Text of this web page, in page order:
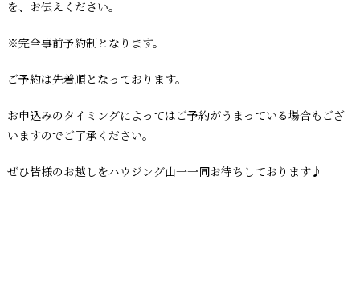
を、お伝えください。
※完全事前予約制となります。
ご予約は先着順となっております。
お申込みのタイミングによってはご予約がうまっている場合もござ
いますのでご了承ください。
ぜひ皆様のお越しをハウジング山一一同お待ちしております♪